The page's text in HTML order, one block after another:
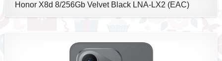
Honor X8d 8/256Gb Velvet Black LNA-LX2 (EAC)